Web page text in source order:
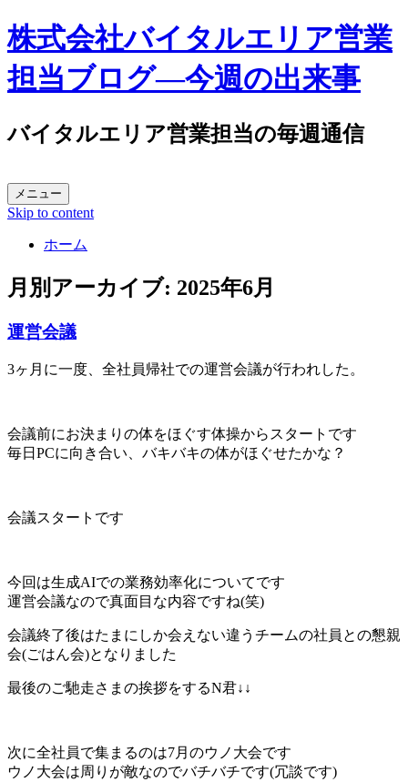
株式会社バイタルエリア営業
担当ブログ―今週の出来事
バイタルエリア営業担当の毎週通信
メニュー
Skip to content
ホーム
月別アーカイブ: 2025年6月
運営会議
3ヶ月に一度、全社員帰社での運営会議が行われした。
会議前にお決まりの体をほぐす体操からスタートです
毎日PCに向き合い、バキバキの体がほぐせたかな？
会議スタートです
今回は生成AIでの業務効率化についてです
運営会議なので真面目な内容ですね(笑)
会議終了後はたまにしか会えない違うチームの社員との懇親
会(ごはん会)となりました
最後のご馳走さまの挨拶をするN君↓↓
次に全社員で集まるのは7月のウノ大会です
ウノ大会は周りが敵なのでバチバチです(冗談です)